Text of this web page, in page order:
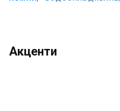
Акценти